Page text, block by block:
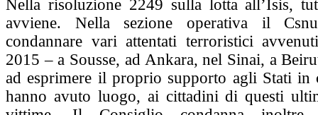
Nella risoluzione 2249 sulla lotta all’Isis,
avviene. Nella sezione operativa il
condannare vari attentati terroristici
2015 ‒ a Sousse, ad Ankara, nel Sinai, a
ad esprimere il proprio supporto agli Stati in
hanno avuto luogo, ai cittadini di questi